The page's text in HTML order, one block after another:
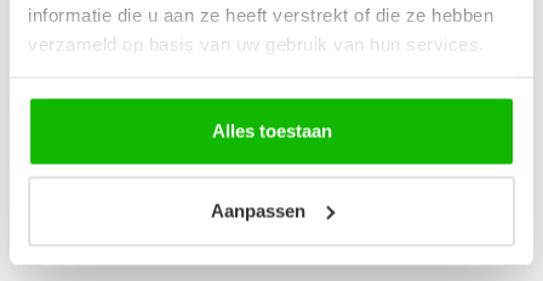
informatie die u aan ze heeft verstrekt of die ze hebben
verzameld op basis van uw gebruik van hun services.
Alles toestaan
Aanpassen
sof...
€219,00
€179,00
Op werkdagen voor 12:00 uur
besteld is de volgende werkdag
in huis!